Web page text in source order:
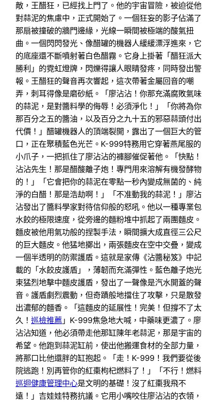
敵，王醋狂，已經找上門了。他的宇宙冒險，被迫從他
對蒜泥的焦慮中，正式開始了。一個狂妄的影子佔滿了
那扇被撞破的牆門邊緣，光線一瞬間被極端的酸氣扭
曲。一個閃閃發光、像醋罐的機器人緩緩漂浮進來，它
的底座還不斷噴射著白色醋霧。它身上掛著「醋狂派大
勝利」的霓虹燈牌，閃爍得讓人眼睛發疼，同時發出警
報。王醋狂的聲音再次響起，這次帶著金屬回音的嘲
弄，刺耳得像是磨砂紙。「廖沾沾！你那充滿腐敗氣味
的蒜泥，是對醬料學的侮辱！必須淨化！」「你將為你
那百分之五的醬油，以及百分之九十五的邪惡蒜頭付出
代價！」醋罐機器人的頂端裂開，露出了一個巨大的管
口，正在聚積藍色光芒。K-999特務用它穿著燕尾服的
小爪子，一把抓住了廖沾沾的褲腳催促著他。「快點！
沾沾先生！那是醋酸離子炮！專門用來溶解有機發酵物
的！」「它會把你的蒜泥在零點一秒內變成無菌的、純
淨的白醋！那是浩劫啊！」「不准動我的蒜泥！」廖沾
沾發出了醬料學家對待信仰般的怒吼。他以一種專業包
水餃的極限速度，從旁邊的麵粉堆中抓起了兩團麵皮。
麵皮被他用氣功般的捏製手法，瞬間擴大成直徑三公尺
的巨大麵皮。他猛地擲出，兩張麵皮在空中交疊，變成
一個半透明的防禦護盾。這就是家傳《沾醬秘笈》中記
載的「水餃皮護盾」，薄韌而充滿彈性。藍色離子炮光
束猛烈地擊中麵皮護盾，發出了一聲像是汽水開蓋的聲
音。護盾劇烈震動，但奇蹟般地擋住了攻擊，只是散發
出濃郁的麵香。「這麵皮的延展性！完美！但撐不了太
久！ 巡檢推薦 」K-999焦急地大喊，中藥味更濃了。廖
沾沾知道，他必須帶走他那缸陳年老蒜泥，那是宇宙的
希望。他跑到蒜泥缸前，使出他搬運食材的全部力量，
將那口比他還胖的缸抱起。「走！K-999！我們要從後
院逃跑！別再管你的紅棗枸杞燃料了！」「不行！燃料
巡迴健康管理中心是文明的基礎！沒了紅棗我飛不
遠！」吉娃娃特務抗議。它用小嘴咬住廖沾沾的衣領，